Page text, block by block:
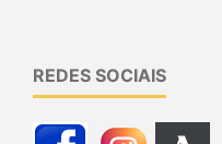
REDES SOCIAIS